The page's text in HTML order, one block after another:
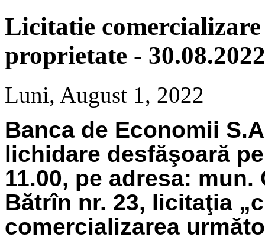
Licitatie
proprietate - 30.08.2022
Luni, August 1, 2022
Banca de Economii
lichidare desfăşoară
11.00, pe adresa:
Bătrîn nr. 23, licitaţia
comercializarea